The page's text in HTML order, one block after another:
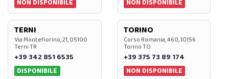
NON DISPONIBILE NON DISPONIBILE
TERNI
Via Montefiorino, 21, 05100
Terni TR
+39 342 851 6535
DISPONIBILE
TORINO
Corso Romania, 460, 10156
Torino TO
+39 375 73 89 174
NON DISPONIBILE